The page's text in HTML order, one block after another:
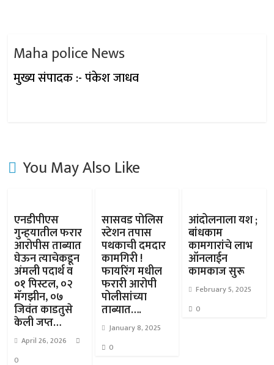
Maha police News
मुख्य संपादक :- पंकेश जाधव
You May Also Like
एनडीपीएस
गुन्हयातील फरार
आरोपीस ताब्यात
घेऊन त्याचेकडून
अंमली पदार्थ व
०१ पिस्टल, ०२
मॅगझीन, ०७
जिवंत काडतुसे
केली जप्त…
April 26, 2026
0
सासवड पोलिस
स्टेशन तपास
पथकाची दमदार
कामगिरी !
फायरिंग मधील
फरारी आरोपी
पोलीसांच्या
ताब्यात….
January 8, 2025
0
आंदोलनाला यश ;
बांधकाम
कामगारांचे लाभ
ऑनलाईन
कामकाज सुरू
February 5, 2025
0